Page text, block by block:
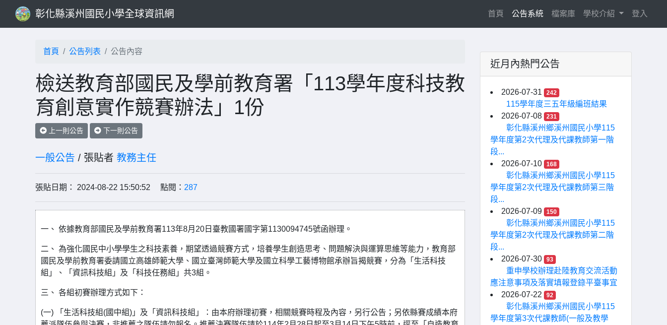
彰化縣溪州國民小學全球資訊網 首頁 (current)
公告系統 檔案庫 學校介紹 登入
首頁 公告列表 公告內容
檢送教育部國民及學前教育署「113學年度科技教
育創意實作競賽辦法」1份
上一則公告 下一則公告
一般公告 / 張貼者 教務主任
張貼日期： 2024-08-22 15:50:52 點閱： 287
一、 依據教育部國民及學前教育署113年8月20日臺教國署國字第1130094745號函辦理。
二、 為強化國民中小學學生之科技素養，期望透過競賽方式，培養學生創造思考、問題解決與運算思維等能力，教育部
國民及學前教育署委請國立高雄師範大學、國立臺灣師範大學及國立科學工藝博物館承辦旨揭競賽，分為「生活科技
組」、「資訊科技組」及「科技任務組」共3組。
三、 各組初賽辦理方式如下：
(一) 「生活科技組(國中組)」及「資訊科技組」：由本府辦理初賽，相關競賽時程及內容，另行公告；另依縣賽成績本府
近月內熱門公告
2026-07-31 242
115學年度三五年級編班結果
2026-07-08
231
彰化縣溪州鄉溪州國民小學115
學年度第2次代理及代課教師第一階
段...
2026-07-10
168
彰化縣溪州鄉溪州國民小學115
學年度第2次代理及代課教師第三階
段...
2026-07-09
150
彰化縣溪州鄉溪州國民小學115
學年度第2次代理及代課教師第二階
段...
2026-07-30
93
重申學校辦理赴陸教育交流活動
應注意事項及落實填報登錄平臺事宜
2026-07-22
92
彰化縣溪州鄉溪州國民小學115
學年度第3次代課教師(一般及教學